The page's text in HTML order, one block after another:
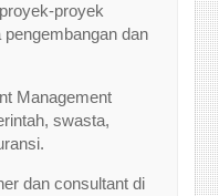
proyek
dan
Management
swasta,
dan consultant di